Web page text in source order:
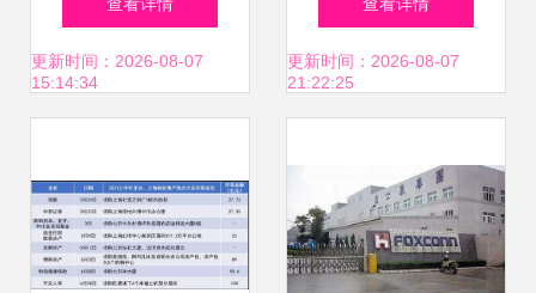
务产业全景图谱
更新时间：2026-08-07
15:14:34
焦ST岩石的理财梦
更新时间：2026-08-07
21:22:25